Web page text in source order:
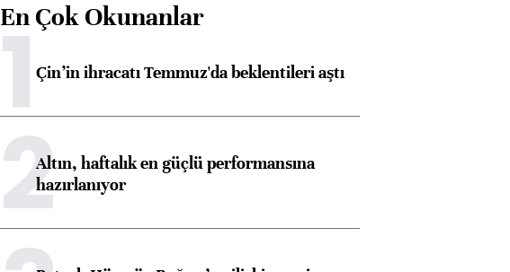
En Çok Okunanlar
1Çin’in ihracatı Temmuz'da beklentileri aştı
2Altın, haftalık en güçlü performansına
hazırlanıyor